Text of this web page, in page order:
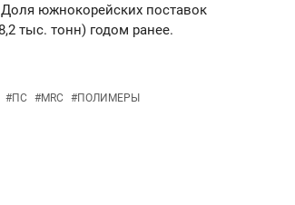
южнокорейских поставок
тыс. тонн) годом ранее.
#ПС #MRC #ПОЛИМЕРЫ